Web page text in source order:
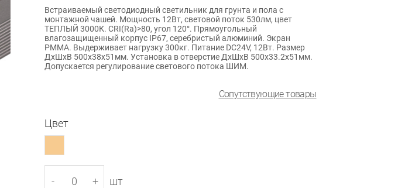
Встраиваемый светодиодный светильник для грунта и пола с
монтажной чашей. Мощность 12Вт, световой поток 530лм, цвет
ТЕПЛЫЙ 3000К. CRI(Ra)>80, угол 120°. Прямоугольный
влагозащищенный корпус IP67, серебристый алюминий. Экран
PMMA. Выдерживает нагрузку 300кг. Питание DC24V, 12Вт. Размер
ДxШxВ 500x38x51мм. Установка в отверстие ДxШxВ 500x33.2x51мм.
Допускается регулирование светового потока ШИМ.
Сопутствующие товары
Цвет
- + шт